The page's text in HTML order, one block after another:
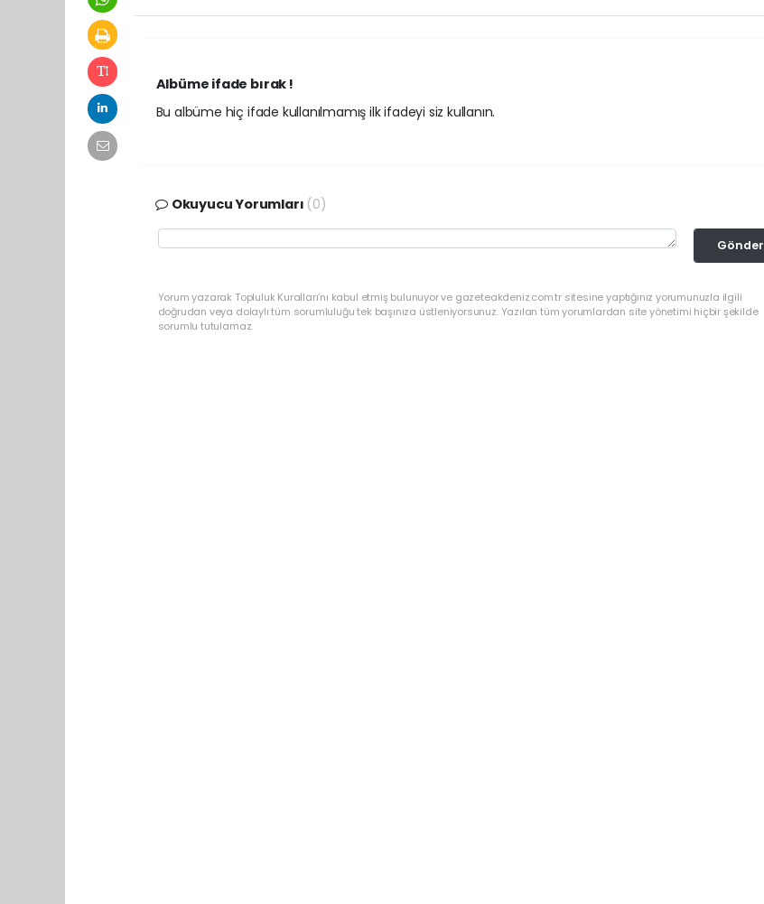
Albüme ifade bırak !
Bu albüme hiç ifade kullanılmamış ilk ifadeyi siz kullanın.
Okuyucu Yorumları (0)
Gönder
Yorum yazarak Topluluk Kuralları’nı kabul etmiş bulunuyor ve gazeteakdeniz.com.tr sitesine yaptığınız yorumunuzla ilgili
doğrudan veya dolaylı tüm sorumluluğu tek başınıza üstleniyorsunuz. Yazılan tüm yorumlardan site yönetimi hiçbir şekilde
sorumlu tutulamaz.